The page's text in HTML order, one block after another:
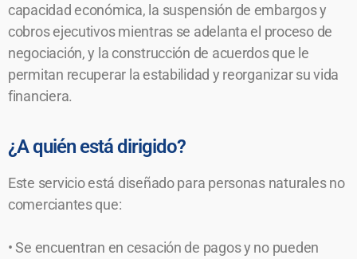
capacidad económica, la suspensión de embargos y
cobros ejecutivos mientras se adelanta el proceso de
negociación, y la construcción de acuerdos que le
permitan recuperar la estabilidad y reorganizar su vida
financiera.
¿A quién está dirigido?
Este servicio está diseñado para personas naturales no
comerciantes que:
• Se encuentran en cesación de pagos y no pueden